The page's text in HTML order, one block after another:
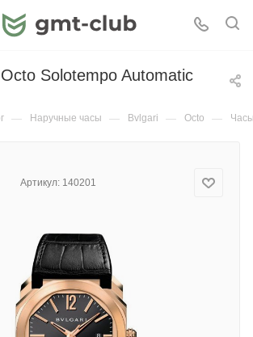
Solotempo Automatic
— Наручные часы — Bvlgari — Octo —
Артикул: 140201